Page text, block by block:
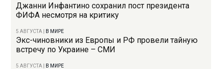
Джанни Инфантино сохранил пост президента
ФИФА несмотря на критику
5 АВГУСТА В МИРЕ
Экс-чиновники из Европы и РФ провели тайную
встречу по Украине – СМИ
5 АВГУСТА В МИРЕ